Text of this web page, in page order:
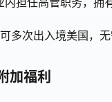
多次出入境美国，
加福利